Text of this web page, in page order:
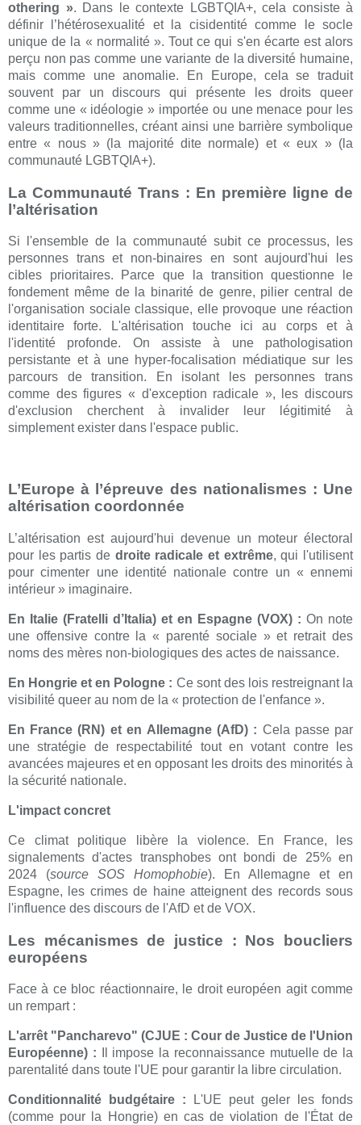
othering ». Dans le contexte LGBTQIA+, cela consiste à
définir l’hétérosexualité et la cisidentité comme le socle
unique de la « normalité ». Tout ce qui s'en écarte est alors
perçu non pas comme une variante de la diversité humaine,
mais comme une anomalie. En Europe, cela se traduit
souvent par un discours qui présente les droits queer
comme une « idéologie » importée ou une menace pour les
valeurs traditionnelles, créant ainsi une barrière symbolique
entre « nous » (la majorité dite normale) et « eux » (la
communauté LGBTQIA+).
La Communauté Trans : En première ligne de
l’altérisation
Si l'ensemble de la communauté subit ce processus, les
personnes trans et non-binaires en sont aujourd'hui les
cibles prioritaires. Parce que la transition questionne le
fondement même de la binarité de genre, pilier central de
l'organisation sociale classique, elle provoque une réaction
identitaire forte. L'altérisation touche ici au corps et à
l'identité profonde. On assiste à une pathologisation
persistante et à une hyper-focalisation médiatique sur les
parcours de transition. En isolant les personnes trans
comme des figures « d'exception radicale », les discours
d'exclusion cherchent à invalider leur légitimité à
simplement exister dans l'espace public.
L’Europe à l’épreuve des nationalismes : Une
altérisation coordonnée
L’altérisation est aujourd'hui devenue un moteur électoral
pour les partis de droite radicale et extrême, qui l'utilisent
pour cimenter une identité nationale contre un « ennemi
intérieur » imaginaire.
En Italie (Fratelli d’Italia) et en Espagne (VOX) : On note
une offensive contre la « parenté sociale » et retrait des
noms des mères non-biologiques des actes de naissance.
En Hongrie et en Pologne : Ce sont des lois restreignant la
visibilité queer au nom de la « protection de l'enfance ».
En France (RN) et en Allemagne (AfD) : Cela passe par
une stratégie de respectabilité tout en votant contre les
avancées majeures et en opposant les droits des minorités à
la sécurité nationale.
L'impact concret
Ce climat politique libère la violence. En France, les
signalements d'actes transphobes ont bondi de 25% en
2024 (source SOS Homophobie). En Allemagne et en
Espagne, les crimes de haine atteignent des records sous
l'influence des discours de l'AfD et de VOX.
Les mécanismes de justice : Nos boucliers
européens
Face à ce bloc réactionnaire, le droit européen agit comme
un rempart :
L'arrêt "Pancharevo" (CJUE : Cour de Justice de l'Union
Européenne) : Il impose la reconnaissance mutuelle de la
parentalité dans toute l'UE pour garantir la libre circulation.
Conditionnalité budgétaire : L'UE peut geler les fonds
(comme pour la Hongrie) en cas de violation de l'État de